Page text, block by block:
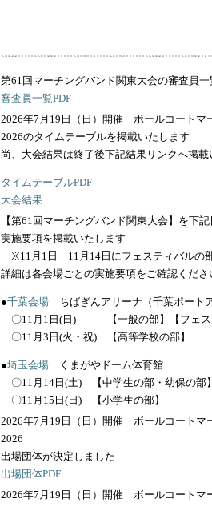
第61回マーチングバンド関東大会の審査員
審査員一覧PDF
2026年7月19日（日）開催 ボールコートマ
2026のタイムテーブルを掲載いたします
尚、大会結果は終了後下記結果リンクへ掲載
タイムテーブルPDF
大会結果
【第61回マーチングバンド関東大会】を下
実施要項を掲載いたします
※11月1日 11月14日にフェスティバルの
詳細は各会場ごとの実施要項をご確認くださ
●千葉会場 ちばぎんアリーナ（千葉ポート
〇11月1日(日) 【一般の部】【フェステ
〇11月3日(火・祝) 【高等学校の部】
●埼玉会場 くまがやドーム体育館
〇11月14日(土) 【中学生の部・幼保の部
〇11月15日(日) 【小学生の部】
2026年7月19日（日）開催 ボールコートマ
2026
出場団体が決定しました
出場団体PDF
2026年7月19日（日）開催 ボールコートマ